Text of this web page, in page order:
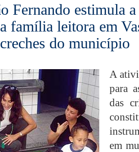
Fernando estimula
família leitora em
do município
A
para
das
em